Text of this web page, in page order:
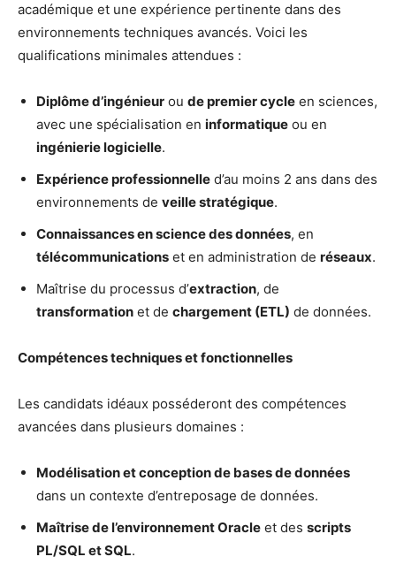
académique et une expérience pertinente dans des
environnements techniques avancés. Voici les
qualifications minimales attendues :
Diplôme d’ingénieur ou de premier cycle en sciences,
avec une spécialisation en informatique ou en
ingénierie logicielle.
Expérience professionnelle d’au moins 2 ans dans des
environnements de veille stratégique.
Connaissances en science des données, en
télécommunications et en administration de réseaux.
Maîtrise du processus d’extraction, de
transformation et de chargement (ETL) de données.
Compétences techniques et fonctionnelles
Les candidats idéaux posséderont des compétences
avancées dans plusieurs domaines :
Modélisation et conception de bases de données
dans un contexte d’entreposage de données.
Maîtrise de l’environnement Oracle et des scripts
PL/SQL et SQL.